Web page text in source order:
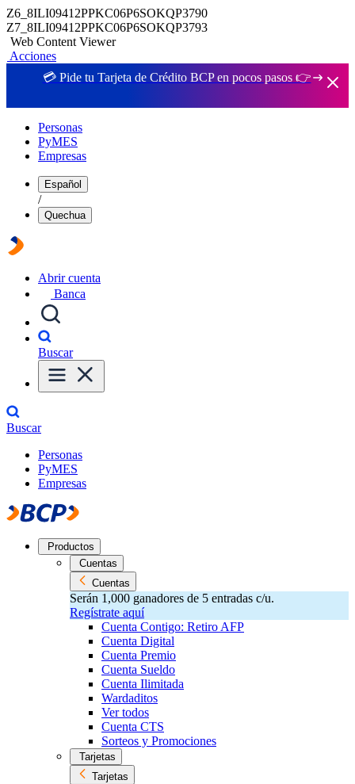
Z6_8ILI09412PPKC06P6SOKQP3790
Z7_8ILI09412PPKC06P6SOKQP3793
Web Content Viewer
Acciones
💳 Pide tu Tarjeta de Crédito BCP en pocos pasos 👉
Personas
PyMES
Empresas
Español
/
Quechua
Abrir cuenta
Banca
Buscar
Buscar
Personas
PyMES
Empresas
Productos
Cuentas
Cuentas
Serán 1,000 ganadores de 5 entradas c/u.
Regístrate aquí
Cuenta Contigo: Retiro AFP
Cuenta Digital
Cuenta Premio
Cuenta Sueldo
Cuenta Ilimitada
Wardaditos
Ver todos
Cuenta CTS
Sorteos y Promociones
Tarjetas
Tarjetas